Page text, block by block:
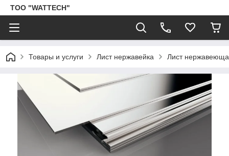
ТОО "WATTECH"
Товары и услуги Лист нержавейка Лист